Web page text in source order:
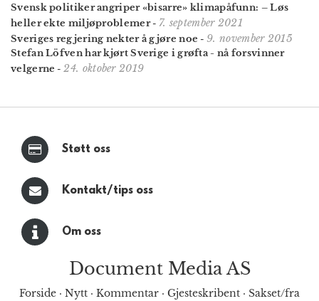
Svensk politiker angriper «bisarre» klimapåfunn: – Løs
heller ekte miljøproblemer- 7. september 2021
Sveriges regjering nekter å gjøre noe -9. november 2015
Stefan Löfven har kjørt Sverige i grøfta - nå forsvinner
velgerne -24. oktober 2019
Støtt oss
Kontakt/tips oss
Om oss
Document Media AS
Forside · Nytt · Kommentar · Gjesteskribent · Sakset/fra